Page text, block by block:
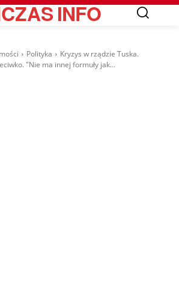
INFO
Polityka
Kryzys w rządzie Tuska.
"Nie ma innej formuły jak...